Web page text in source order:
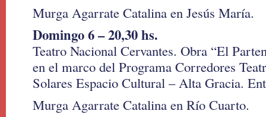
Murga Agarrate Catalina en Jesús María.
Domingo 6 – 20,30 hs.
Teatro Nacional Cervantes. Obra “El
en el marco del Programa Corredores
Solares Espacio Cultural – Alta Gracia.
Murga Agarrate Catalina en Río Cuarto.